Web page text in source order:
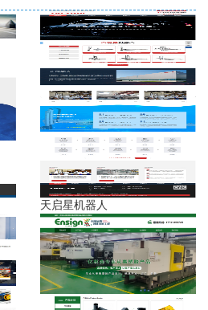
天启星机器人